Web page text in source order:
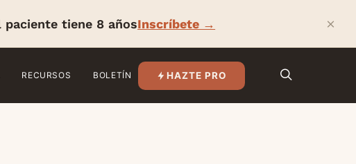
paciente tiene 8 añosInscríbete → ×
RECURSOS BOLETÍN HAZTE PRO